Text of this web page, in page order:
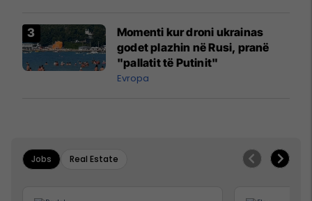
Momenti kur droni ukrainas
godet plazhin në Rusi, pranë
"pallatit të Putinit"
Evropa
Jobs Real Estate